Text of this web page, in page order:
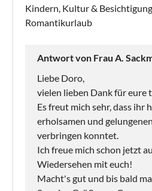
Kindern, Kultur &
Romantikurlaub
Antwort von Frau A.
Liebe Doro,
vielen lieben Dank für eure
Es freut mich sehr, dass ihr
erholsamen und
verbringen konntet.
Ich freue mich schon jetzt
Wiedersehen mit euch!
Macht's gut und bis bald